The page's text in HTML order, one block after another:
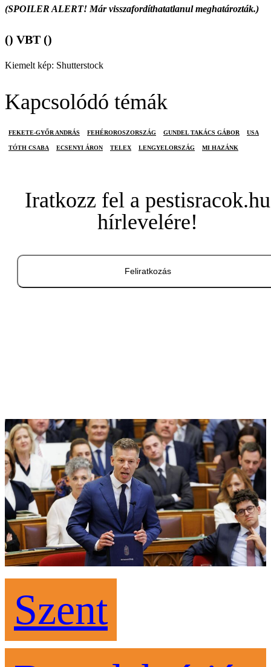
(SPOILER ALERT! Már visszafordíthatatlanul meghatározták.)
() VBT ()
Kiemelt kép: Shutterstock
Kapcsolódó témák
FEKETE-GYŐR ANDRÁS FEHÉROROSZORSZÁG GUNDEL TAKÁCS GÁBOR USA
TÓTH CSABA ECSENYI ÁRON TELEX LENGYELORSZÁG MI HAZÁNK
Iratkozz fel a pestisracok.hu
hírlevelére!
Feliratkozás
Szent